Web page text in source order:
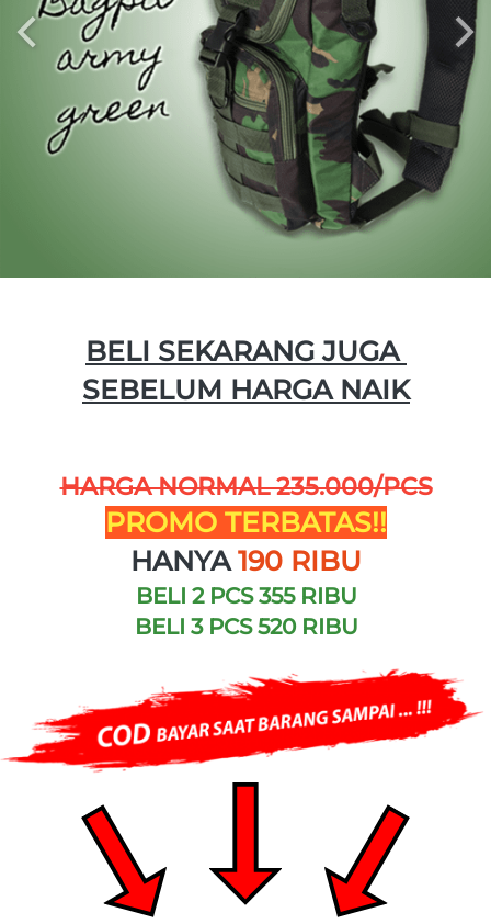
BELI SEKARANG JUGA
SEBELUM HARGA NAIK
HARGA NORMAL 235.000/PCS
PROMO TERBATAS!!
HANYA 190 RIBU
BELI 2 PCS 355 RIBU
BELI 3 PCS 520 RIBU